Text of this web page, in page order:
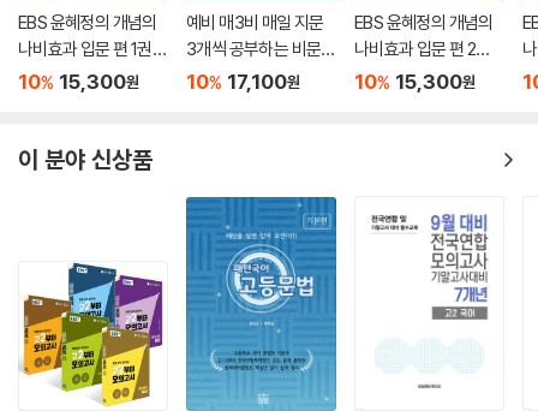
EBS 윤혜정의 개념의
나비효과 입문 편 1권
문학 (2026년용)
10% 15,300원
예비 매3비 매일 지문
3개씩 공부하는 비문학
독서 기출
10% 17,100원
EBS 윤혜정의 개념의
나비효과 입문 편 2권
독서·문법 (2026년용)
10% 15,300원
이 분야 신상품